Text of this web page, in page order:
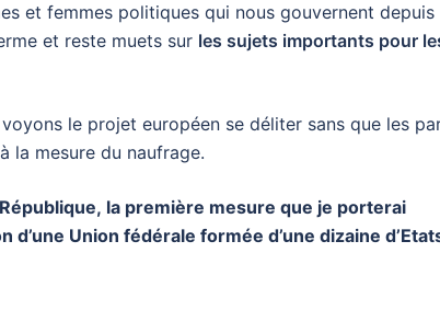
et femmes politiques qui nous gouvernent depuis
et reste muets sur les sujets importants pour
le projet européen se déliter sans que les
la mesure du naufrage.
la première mesure que je porterai
Union fédérale formée d’une dizaine